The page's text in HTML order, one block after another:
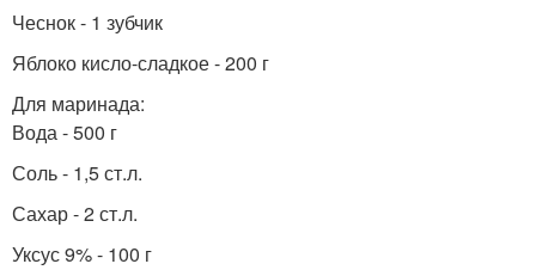
Чеснок - 1 зубчик
Яблоко кисло-сладкое - 200 г
Для маринада:
Вода - 500 г
Соль - 1,5 ст.л.
Сахар - 2 ст.л.
Уксус 9% - 100 г